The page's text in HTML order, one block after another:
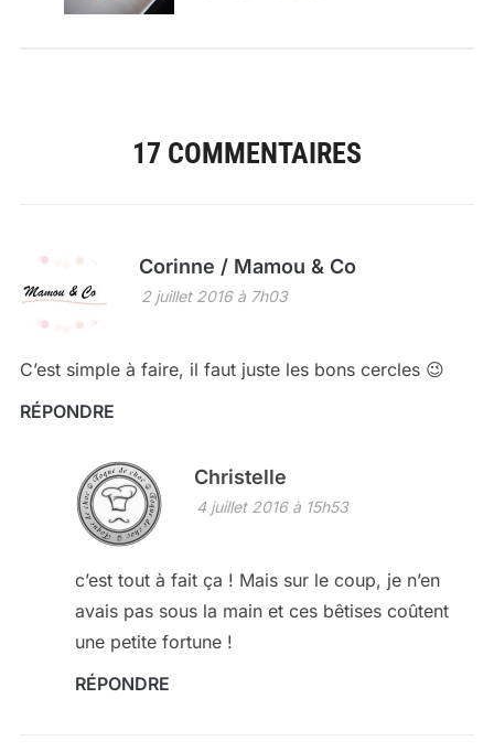
17 COMMENTAIRES
Corinne / Mamou & Co
2 juillet 2016 à 7h03
C’est simple à faire, il faut juste les bons cercles 😉
RÉPONDRE
Christelle
4 juillet 2016 à 15h53
c’est tout à fait ça ! Mais sur le coup, je n’en
avais pas sous la main et ces bêtises coûtent
une petite fortune !
RÉPONDRE